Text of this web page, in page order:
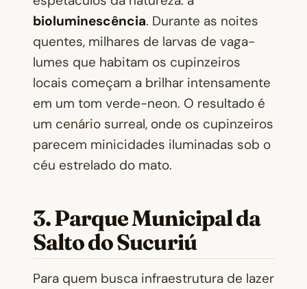
bioluminescência. Durante as noites
quentes, milhares de larvas de vaga-
lumes que habitam os cupinzeiros
locais começam a brilhar intensamente
em um tom verde-neon. O resultado é
um cenário surreal, onde os cupinzeiros
parecem minicidades iluminadas sob o
céu estrelado do mato.
3. Parque Municipal da
Salto do Sucuriú
Para quem busca infraestrutura de lazer